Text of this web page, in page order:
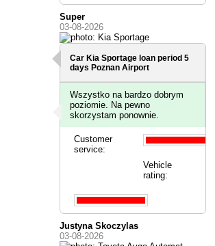
Super
03-08-2026
Car Kia Sportage loan period 5
days Poznan Airport
Wszystko na bardzo dobrym
poziomie. Na pewno
skorzystam ponownie.
Customer
service:
Vehicle
rating:
Justyna Skoczylas
03-08-2026